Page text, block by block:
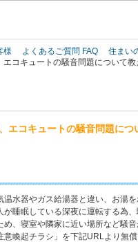
様 よくあるご質問 FAQ 住まい
コキュートの騒音問題について教
エコキュートの騒音問題につ
温水器やガス給湯器と違い、お湯
が睡眠している深夜に運転する為
め、寝室や隣家に近い場所など騒
意喚起チラシ」を下記URLより無